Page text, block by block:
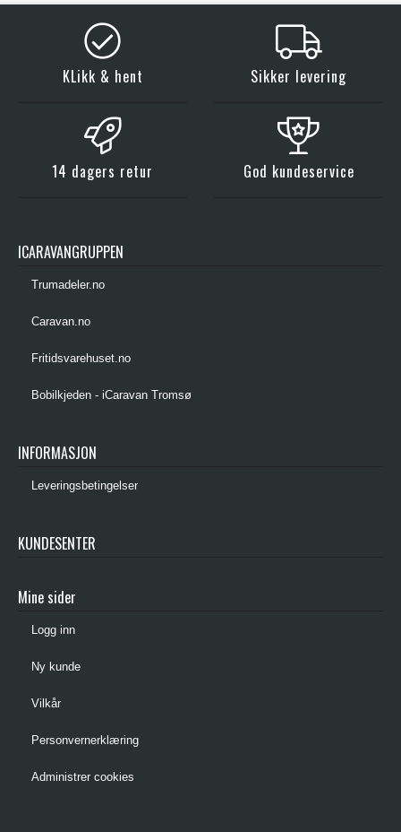
KLikk & hent Sikker levering
14 dagers retur God kundeservice
ICARAVANGRUPPEN
Trumadeler.no
Caravan.no
Fritidsvarehuset.no
Bobilkjeden - iCaravan Tromsø
INFORMASJON
Leveringsbetingelser
KUNDESENTER
Mine sider
Logg inn
Ny kunde
Vilkår
Personvernerklæring
Administrer cookies